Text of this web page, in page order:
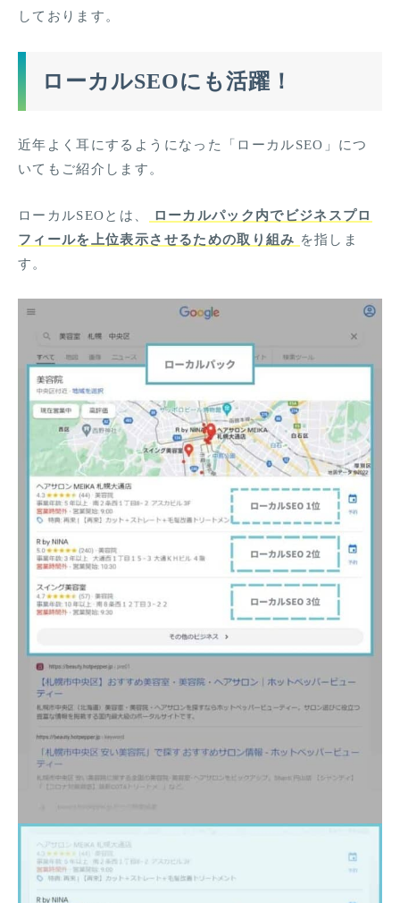
しております。
ローカルSEOにも活躍！
近年よく耳にするようになった「ローカルSEO」につ
いてもご紹介します。
ローカルSEOとは、
ローカルパック内でビジネスプロ
フィールを上位表示させるための取り組み を指しま
す。